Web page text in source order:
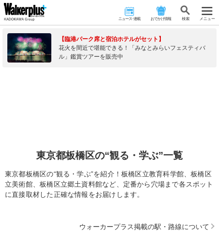
ニュース･連載 おでかけ情報 検 索 メニュー
【臨港パーク席と宿泊ホテルがセット】
花火を間近で堪能できる！「みなとみらいフェスティバ
ル」鑑賞ツアーを販売中
東京都板橋区の“観る・学ぶ”一覧
東京都板橋区の“観る・学ぶ”を紹介！板橋区立教育科学館、板橋区
立美術館、板橋区立郷土資料館など、定番から穴場まで各スポット
に直接取材した正確な情報をお届けします。
ウォーカープラス掲載の駅・路線について